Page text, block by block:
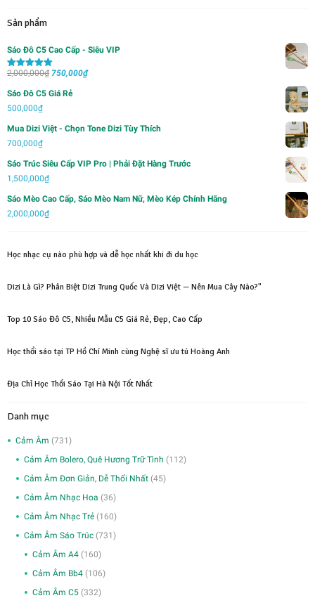
Sản phẩm
Sáo Đô C5 Cao Cấp - Siêu VIP
Được xếp
sao
2,000,000₫ Giá
750,000₫Giá
750,000₫.
Sáo Đô C5 Giá Rẻ
500,000₫
Mua Dizi Việt - Chọn Tone Dizi Tùy Thích
700,000₫
Sáo Trúc Siêu Cấp VIP Pro | Phải Đặt Hàng Trước
1,500,000₫
Sáo Mèo Cao Cấp, Sáo Mèo Nam Nữ, Mèo Kép Chính Hãng
2,000,000₫
Học nhạc cụ nào phù hợp và dễ học nhất khi đi du học
Dizi Là Gì? Phân Biệt Dizi Trung Quốc Và Dizi Việt — Nên Mua Cây Nào?"
Top 10 Sáo Đô C5, Nhiều Mẫu C5 Giá Rẻ, Đẹp, Cao Cấp
Học thổi sáo tại TP Hồ Chí Minh cùng Nghệ sĩ ưu tú Hoàng Anh
Địa Chỉ Học Thổi Sáo Tại Hà Nội Tốt Nhất
Danh mục
Cảm Âm (731)
Cảm Âm Bolero, Quê Hương Trữ Tình (112)
Cảm Âm Đơn Giản, Dễ Thổi Nhất (45)
Cảm Âm Nhạc Hoa (36)
Cảm Âm Nhạc Trẻ (160)
Cảm Âm Sáo Trúc (731)
Cảm Âm A4 (160)
Cảm Âm Bb4 (106)
Cảm Âm C5 (332)